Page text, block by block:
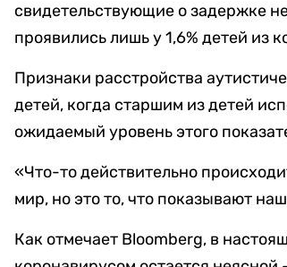
свидетельствующие о задержке
проявились лишь у 1,6% детей из
Признаки расстройства
детей, когда старшим из детей
ожидаемый уровень этого
«Что-то действительно
мир, но это то, что показывают
Как отмечает Bloomberg, в